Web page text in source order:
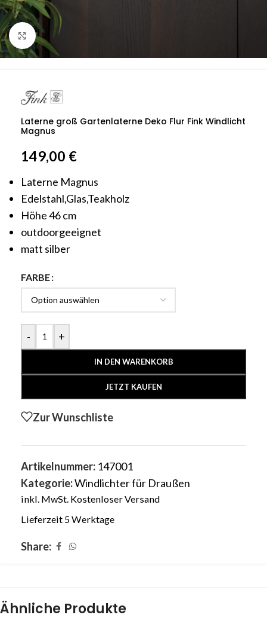
Click to enlarge
Laterne groß Gartenlaterne Deko Flur Fink Windlicht
Magnus
149,00 €
Laterne Magnus
Edelstahl,Glas,Teakholz
Höhe 46 cm
outdoorgeeignet
matt silber
FARBE
- +
IN DEN WARENKORB
JETZT KAUFEN
Zur Wunschliste
Artikelnummer: 147001
Kategorie:Windlichter für Draußen
inkl. MwSt. Kostenloser Versand
Lieferzeit 5 Werktage
Share:
Ähnliche Produkte